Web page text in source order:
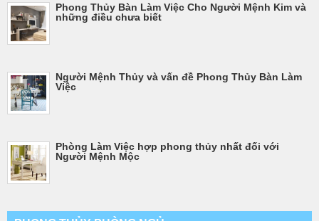
Phong Thủy Bàn Làm Việc Cho Người Mệnh Kim và
những điều chưa biết
Người Mệnh Thủy và vấn đề Phong Thủy Bàn Làm
Việc
Phòng Làm Việc hợp phong thủy nhất đối với
Người Mệnh Mộc